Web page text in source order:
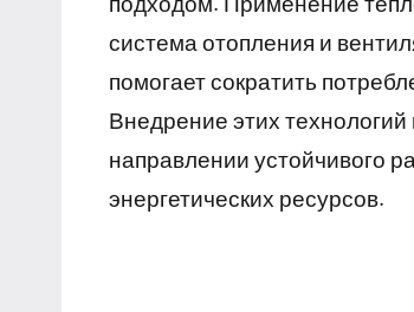
система отопления и
помогает сократить
Внедрение этих
направлении устойчивого
энергетических ресурсов.